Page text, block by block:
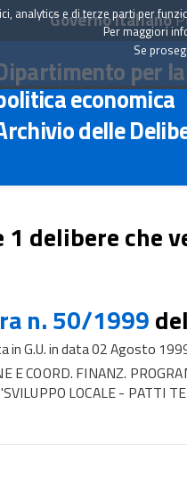
Governo Italiano
per
economica
delle
1 delibere
n. 50/1999
in G.U. in data 02 Agosto
E COORD. FINANZ.
LOCALE - PATTI
analytics e di terze parti per
Per maggiori
Se